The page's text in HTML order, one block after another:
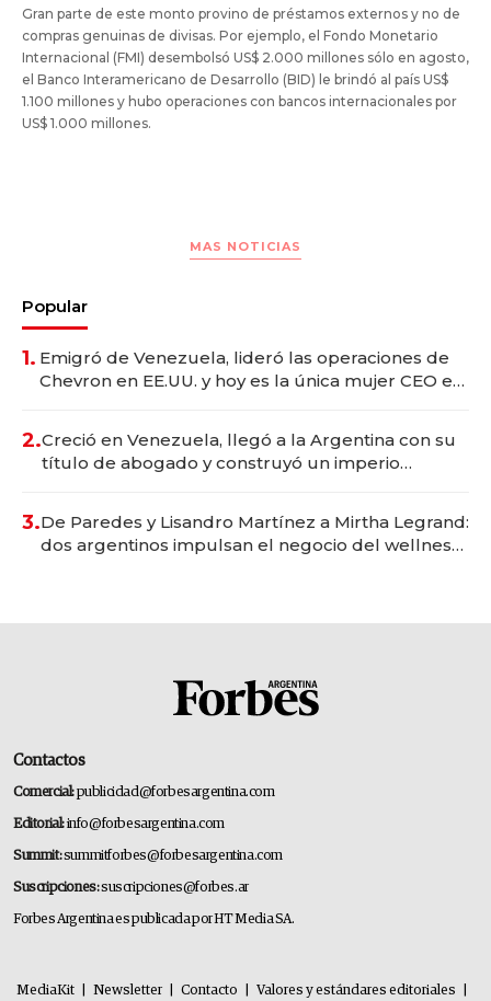
Gran parte de este monto provino de préstamos externos y no de
compras genuinas de divisas. Por ejemplo, el Fondo Monetario
Internacional (FMI) desembolsó US$ 2.000 millones sólo en agosto,
el Banco Interamericano de Desarrollo (BID) le brindó al país US$
1.100 millones y hubo operaciones con bancos internacionales por
US$ 1.000 millones.
MAS NOTICIAS
Popular
1. Emigró de Venezuela, lideró las operaciones de
Chevron en EE.UU. y hoy es la única mujer CEO en
2.Creció en Venezuela, llegó a la Argentina con su
título de abogado y construyó un imperio
3.De Paredes y Lisandro Martínez a Mirtha Legrand:
dos argentinos impulsan el negocio del wellness
Contactos
Comercial:publicidad@forbesargentina.com
Editorial:info@forbesargentina.com
Summit:summitforbes@forbesargentina.com
Suscripciones:suscripciones@forbes.ar
Forbes Argentina es publicada por HT Media SA.
MediaKit Newsletter Contacto Valores y estándares editoriales